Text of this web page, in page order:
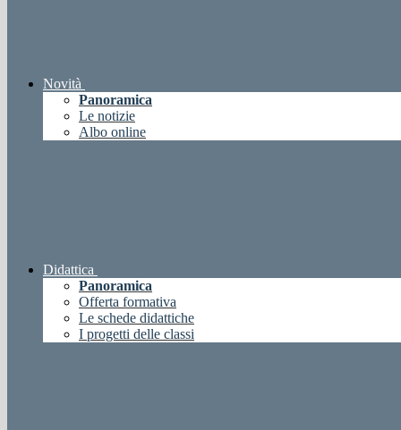
Novità
Panoramica
Le notizie
Albo online
Didattica
Panoramica
Offerta formativa
Le schede didattiche
I progetti delle classi